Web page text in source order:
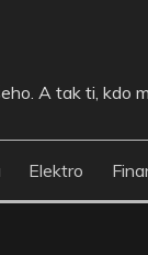
A tak ti, kdo
Elektro